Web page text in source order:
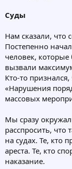
Суды
Нам сказали, что
Постепенно
человек,
вызвали
Кто-то
«Нарушения
массовых
Мы сразу
расспросить, что
на судах. Те, кто
ареста. Те, кто
наказание.